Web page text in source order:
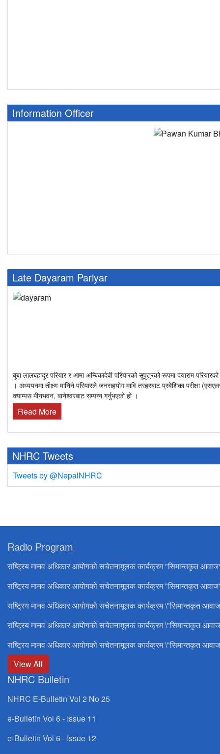
Information Officer
Late Dayaram Pariyar
बुबा लालबहादुर परियार र आमा अम्बिकादेवी परियारको सुपुत्रको रूपमा दयाराम
। अध्ययनमा तीक्ष्ण मानिने परियारले जनसहयोग मावि तरहरबाट प्रवेशिका परीक्षा
क्याम्पस मीनभवन, बानेश्वरबाट सम्पन्न गर्नुभएको हो ।
Read More
NHRC Tweets
Tweets by @NepalNHRC
Radio Program
राष्ट्रिय मानव अधिकार आयोगको सचेतनामूलक कार्यक्रम "सिमान्तकृत
राष्ट्रिय मानव अधिकार आयोगको सचेतनामूलक कार्यक्रम "सिमान्तकृत
राष्ट्रिय मानव अधिकार आयोगको सचेतनामूलक कार्यक्रम \"सिमान्तकृत
राष्ट्रिय मानव अधिकार आयोगको सचेतनामूलक कार्यक्रम \"सिमान्तकृत
राष्ट्रिय मानव अधिकार आयोगको सचेतनामूलक कार्यक्रम \"सिमान्तकृत
View All
NHRC Bulletin
NHRC E-Bulletin Vol 2 No 25
e-Bulletin Vol 6 - Issue 11
e-Bulletin Vol 6 - Issue 12